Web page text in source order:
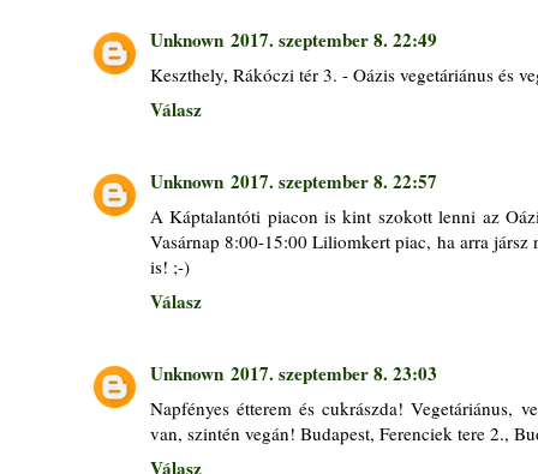
Unknown 2017. szeptember 8. 22:49
Keszthely, Rákóczi tér 3. - Oázis vegetáriánus és
Válasz
Unknown 2017. szeptember 8. 22:57
A Káptalantóti piacon is kint szokott lenni az
Vasárnap 8:00-15:00 Liliomkert piac, ha arra jársz
is! ;-)
Válasz
Unknown 2017. szeptember 8. 23:03
Napfényes étterem és cukrászda! Vegetáriánus,
van, szintén vegán! Budapest, Ferenciek tere 2.,
Válasz